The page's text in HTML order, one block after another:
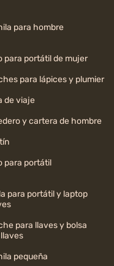
para hombre
para portátil de mujer
para lápices y plumier
de viaje
y cartera de hombre
para portátil
para portátil y laptop
para llaves y bolsa
pequeña